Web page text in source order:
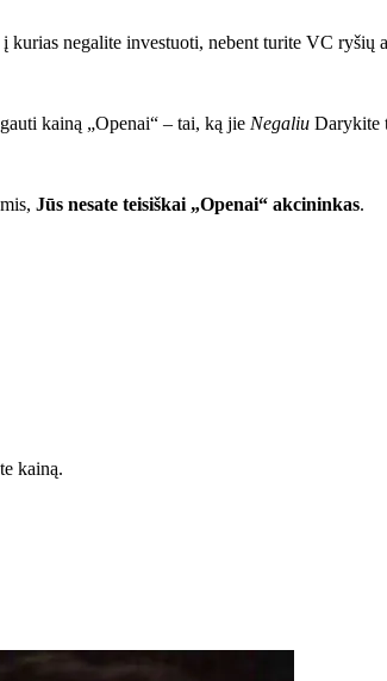
į kurias negalite investuoti, nebent turite VC ryšių
kainą „Openai“ – tai, ką jie Negaliu Darykite
Jūs nesate teisiškai „Openai“ akcininkas.
kainą.